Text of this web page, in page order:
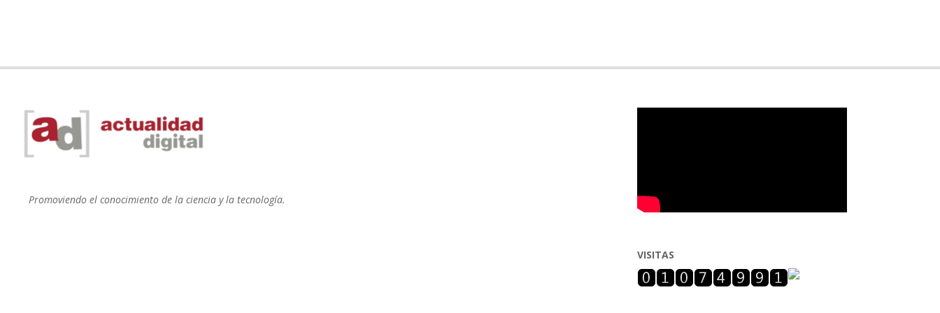
Promoviendo el conocimiento de la ciencia y la tecnología.
VISITAS